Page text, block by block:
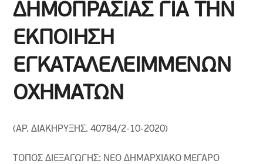
ΔΗΜΟΠΡΑΣΙΑΣ ΓΙΑ ΤΗΝ
ΕΚΠΟΙΗΣΗ
ΕΓΚΑΤΑΛΕΛΕΙΜΜΕΝΩΝ
ΟΧΗΜΑΤΩΝ
(ΑΡ. ΔΙΑΚΗΡΥΞΗΣ. 40784/2-10-2020)
ΤΟΠΟΣ ΔΙΕΞΑΓΩΓΗΣ: ΝΕΟ ΔΗΜΑΡΧΙΑΚΟ ΜΕΓΑΡΟ